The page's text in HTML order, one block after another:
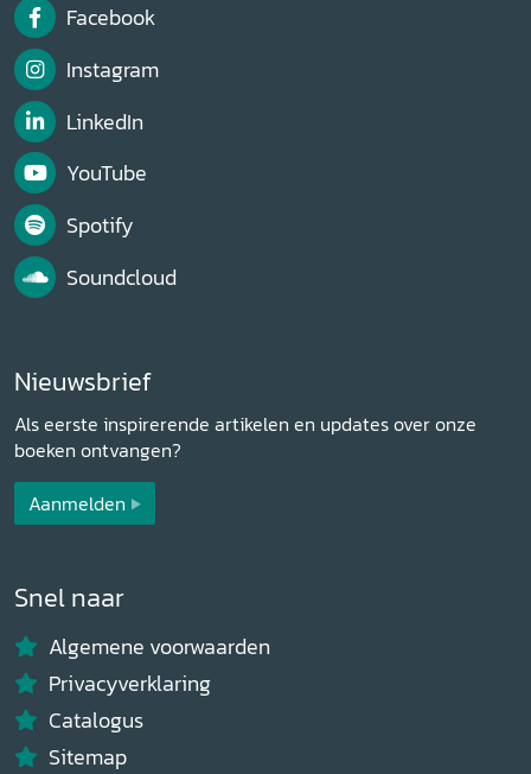
Facebook
Instagram
LinkedIn
YouTube
Spotify
Soundcloud
Nieuwsbrief
Als eerste inspirerende artikelen en updates over onze
boeken ontvangen?
Aanmelden
Snel naar
Algemene voorwaarden
Privacyverklaring
Catalogus
Sitemap